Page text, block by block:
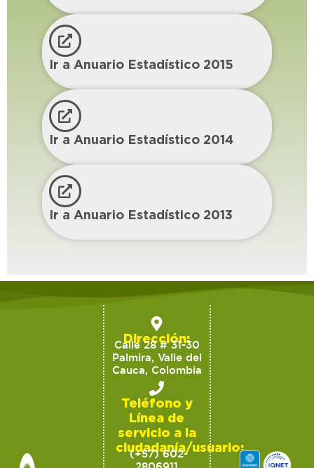
Ir a Anuario Estadístico 2015
Ir a Anuario Estadístico 2014
Ir a Anuario Estadístico 2013
Dirección:
Calle 28 # 31-30
Palmira, Valle del
Cauca, Colombia
Teléfono y
Línea de
servicio a la
ciudadanía/usuario:
(+57) 602-